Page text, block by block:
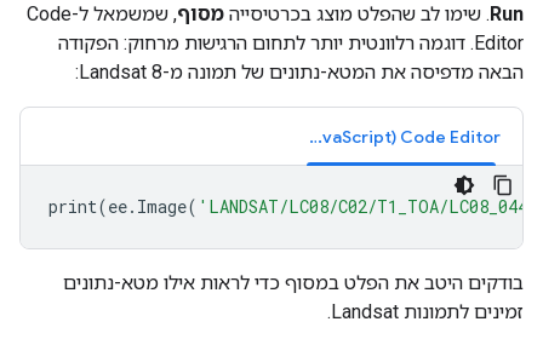
Run . שימו לב שהפלט מוצג בכרטיסייה מסוף
, שמשמאל ל-Code
Editor. דוגמה רלוונטית יותר לתחום הרגישות מרחוק: הפקודה
הבאה מדפיסה את המטא-נתונים של תמונה מ-Landsat 8:
Code Editor‏ (JavaScript)
print(ee. Image( 'LANDSAT/LC08/C02/T1_TOA/
בודקים היטב את הפלט במסוף כדי לראות אילו מטא-נתונים
זמינים לתמונות Landsat.